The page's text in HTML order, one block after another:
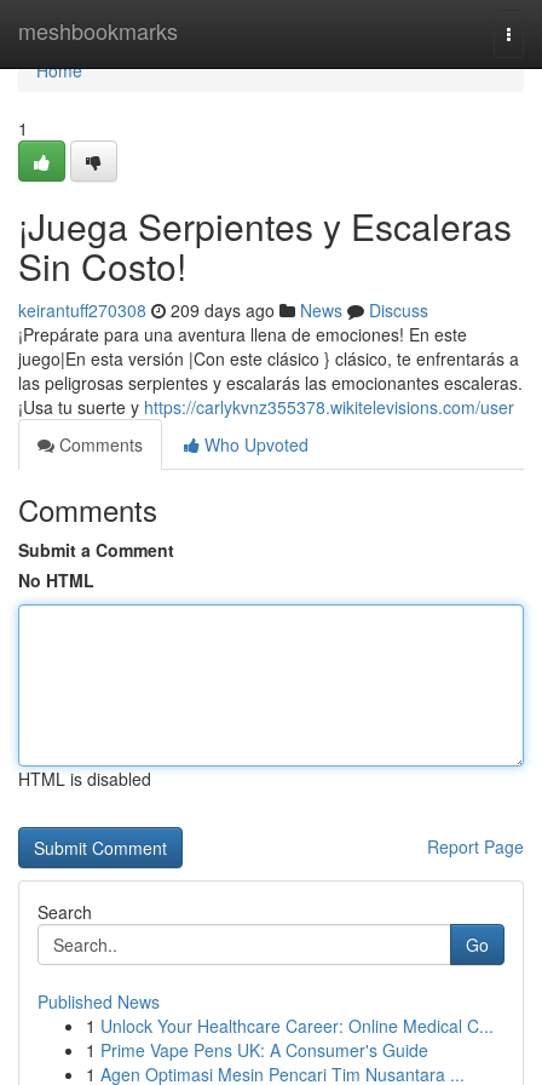
meshbookmarks
Home
Home
1
¡Juega Serpientes y Escaleras
Sin Costo!
keirantuff270308 209 days ago News
Discuss
¡Prepárate para una aventura llena de emociones! En este
juego|En esta versión |Con este clásico } clásico, te enfrentarás a
las peligrosas serpientes y escalarás las emocionantes escaleras.
¡Usa tu suerte y https://carlykvnz355378.wikitelevisions.com/user
Comments
Who Upvoted
Comments
Submit a Comment
No HTML
HTML is disabled
Report Page
Search
Go
Published News
1 Unlock Your Healthcare Career: Online Medical C...
1 Prime Vape Pens UK: A Consumer's Guide
1 Agen Optimasi Mesin Pencari Tim Nusantara ...